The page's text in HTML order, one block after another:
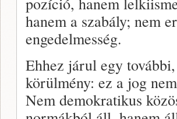
hanem a szabály; nem
engedelmesség.
Ehhez járul egy
körülmény: ez a jog
Nem demokratikus